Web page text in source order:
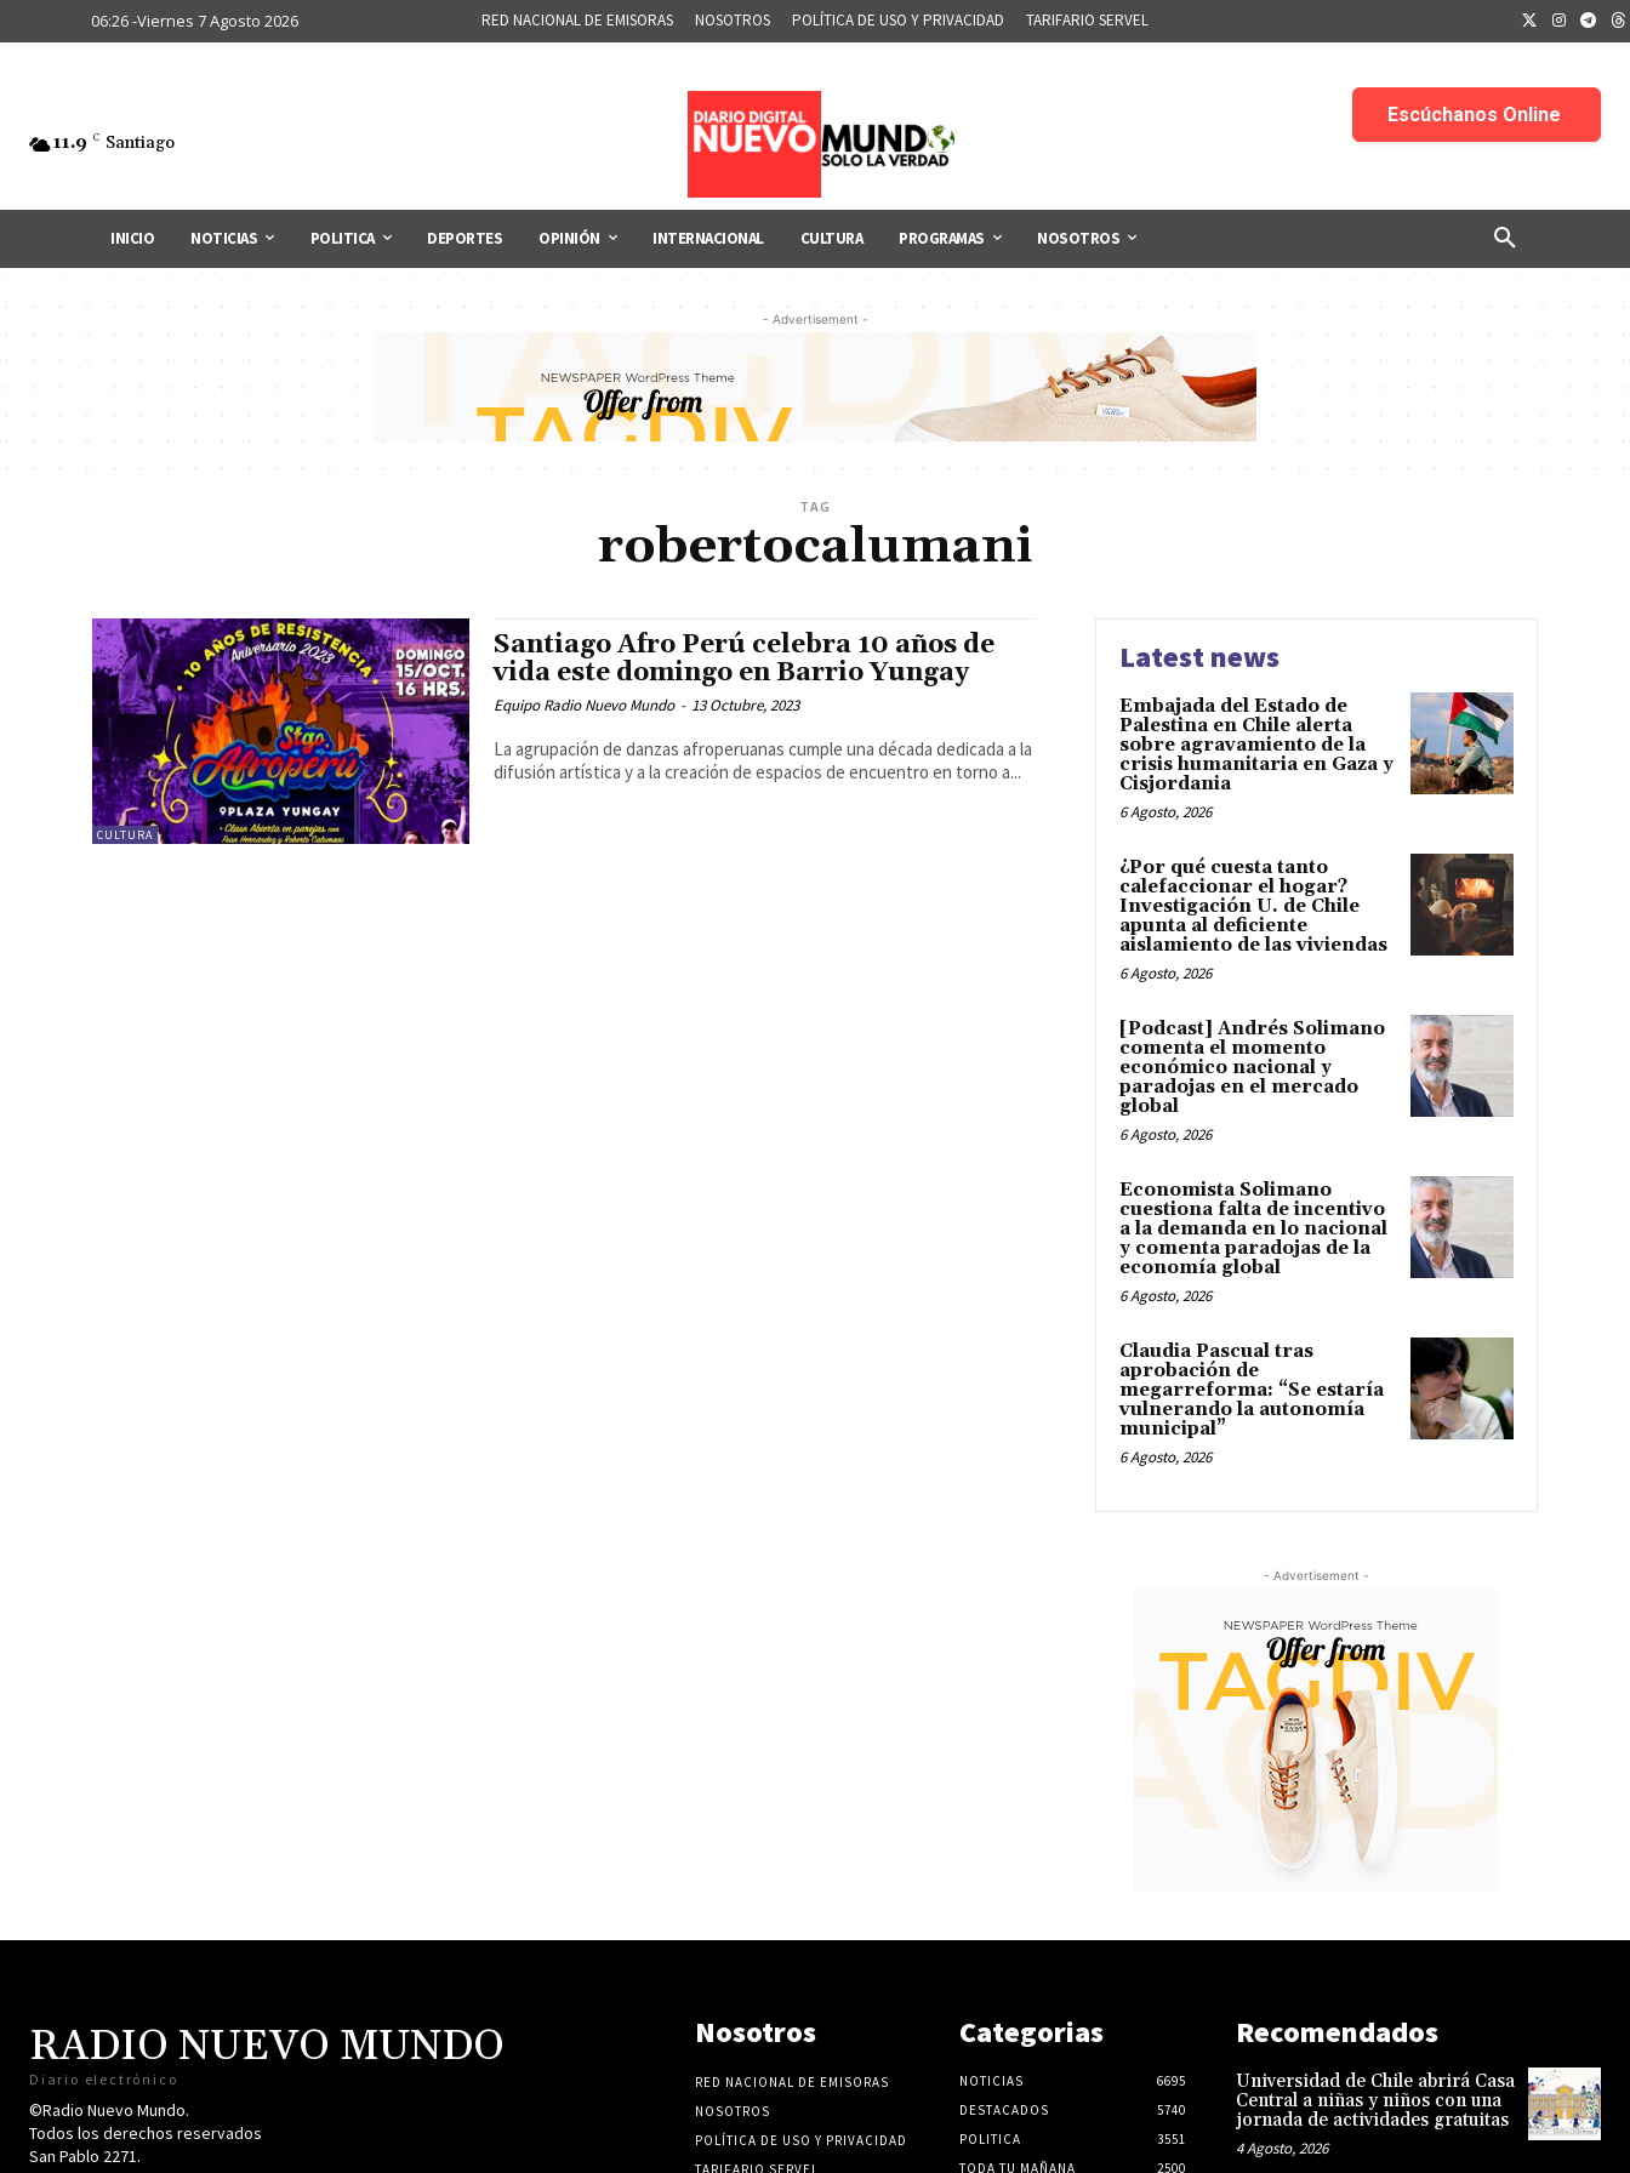
06:26 -Viernes 7 Agosto 2026 RED NACIONAL DE EMISORAS NOSOTROS POLÍTICA DE USO Y PRIVACIDAD TARIFARIO SERVEL
11.9 C Santiago
INICIO NOTICIAS POLITICA DEPORTES OPINIÓN INTERNACIONAL CULTURA PROGRAMAS NOSOTROS
- Advertisement -
TAG
robertocalumani
CULTURA
Santiago Afro Perú celebra 10 años de
vida este domingo en Barrio Yungay
Equipo Radio Nuevo Mundo - 13 Octubre, 2023
La agrupación de danzas afroperuanas cumple una década dedicada a la
difusión artística y a la creación de espacios de encuentro en torno a...
Latest news
Embajada del Estado de
Palestina en Chile alerta
sobre agravamiento de la
crisis humanitaria en Gaza y
Cisjordania
6 Agosto, 2026
¿Por qué cuesta tanto
calefaccionar el hogar?
Investigación U. de Chile
apunta al deficiente
aislamiento de las viviendas
6 Agosto, 2026
[Podcast] Andrés Solimano
comenta el momento
económico nacional y
paradojas en el mercado
global
6 Agosto, 2026
Economista Solimano
cuestiona falta de incentivo
a la demanda en lo nacional
y comenta paradojas de la
economía global
6 Agosto, 2026
Claudia Pascual tras
aprobación de
megarreforma: “Se estaría
vulnerando la autonomía
municipal”
6 Agosto, 2026
- Advertisement -
RADIO NUEVO MUNDO
Diario electrónico
©Radio Nuevo Mundo.
Todos los derechos reservados
San Pablo 2271.
Nosotros
RED NACIONAL DE EMISORAS
NOSOTROS
POLÍTICA DE USO Y PRIVACIDAD
TARIFARIO SERVEL
Categorias
NOTICIAS
6695
DESTACADOS
5740
POLITICA
3551
TODA TU MAÑANA
2500
Recomendados
Universidad de Chile abrirá Casa
Central a niñas y niños con una
jornada de actividades gratuitas
4 Agosto, 2026